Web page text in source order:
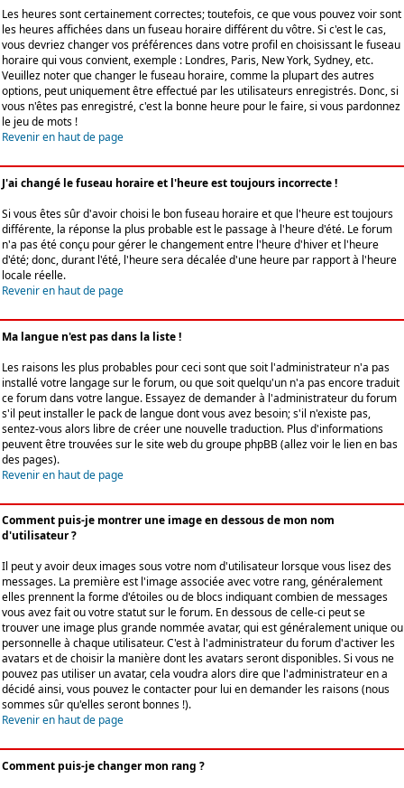
Les heures sont certainement correctes; toutefois, ce que vous pouvez voir sont
les heures affichées dans un fuseau horaire différent du vôtre. Si c'est le cas,
vous devriez changer vos préférences dans votre profil en choisissant le fuseau
horaire qui vous convient, exemple : Londres, Paris, New York, Sydney, etc.
Veuillez noter que changer le fuseau horaire, comme la plupart des autres
options, peut uniquement être effectué par les utilisateurs enregistrés. Donc, si
vous n'êtes pas enregistré, c'est la bonne heure pour le faire, si vous pardonnez
le jeu de mots !
Revenir en haut de page
J'ai changé le fuseau horaire et l'heure est toujours incorrecte !
Si vous êtes sûr d'avoir choisi le bon fuseau horaire et que l'heure est toujours
différente, la réponse la plus probable est le passage à l'heure d'été. Le forum
n'a pas été conçu pour gérer le changement entre l'heure d'hiver et l'heure
d'été; donc, durant l'été, l'heure sera décalée d'une heure par rapport à l'heure
locale réelle.
Revenir en haut de page
Ma langue n'est pas dans la liste !
Les raisons les plus probables pour ceci sont que soit l'administrateur n'a pas
installé votre langage sur le forum, ou que soit quelqu'un n'a pas encore traduit
ce forum dans votre langue. Essayez de demander à l'administrateur du forum
s'il peut installer le pack de langue dont vous avez besoin; s'il n'existe pas,
sentez-vous alors libre de créer une nouvelle traduction. Plus d'informations
peuvent être trouvées sur le site web du groupe phpBB (allez voir le lien en bas
des pages).
Revenir en haut de page
Comment puis-je montrer une image en dessous de mon nom
d'utilisateur ?
Il peut y avoir deux images sous votre nom d'utilisateur lorsque vous lisez des
messages. La première est l'image associée avec votre rang, généralement
elles prennent la forme d'étoiles ou de blocs indiquant combien de messages
vous avez fait ou votre statut sur le forum. En dessous de celle-ci peut se
trouver une image plus grande nommée avatar, qui est généralement unique ou
personnelle à chaque utilisateur. C'est à l'administrateur du forum d'activer les
avatars et de choisir la manière dont les avatars seront disponibles. Si vous ne
pouvez pas utiliser un avatar, cela voudra alors dire que l'administrateur en a
décidé ainsi, vous pouvez le contacter pour lui en demander les raisons (nous
sommes sûr qu'elles seront bonnes !).
Revenir en haut de page
Comment puis-je changer mon rang ?